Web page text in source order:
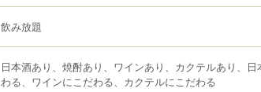
飲み放題
日本酒あり、焼酎あり、ワインあり、カクテルあり、
わる、ワインにこだわる、カクテルにこだわる